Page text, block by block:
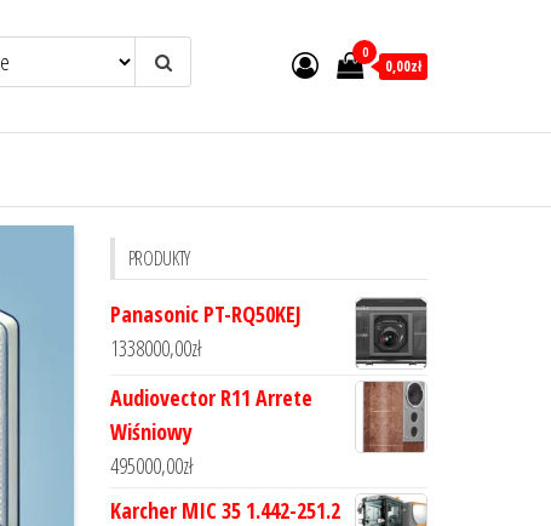
0
0,00zł
PRODUKTY
Panasonic PT-RQ50KEJ
1338000,00zł
Audiovector R11 Arrete
Wiśniowy
495000,00zł
Karcher MIC 35 1.442-251.2